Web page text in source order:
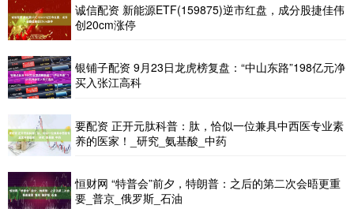
诚信配资 新能源ETF(159875)逆市红盘，成分股捷佳伟
创20cm涨停
银铺子配资 9月23日龙虎榜复盘：“中山东路”198亿元净
买入张江高科
要配资 正开元肽科普：肽，恰似一位兼具中西医专业素
养的医家！_研究_氨基酸_中药
恒财网 “特普会”前夕，特朗普：之后的第二次会晤更重
要_普京_俄罗斯_石油